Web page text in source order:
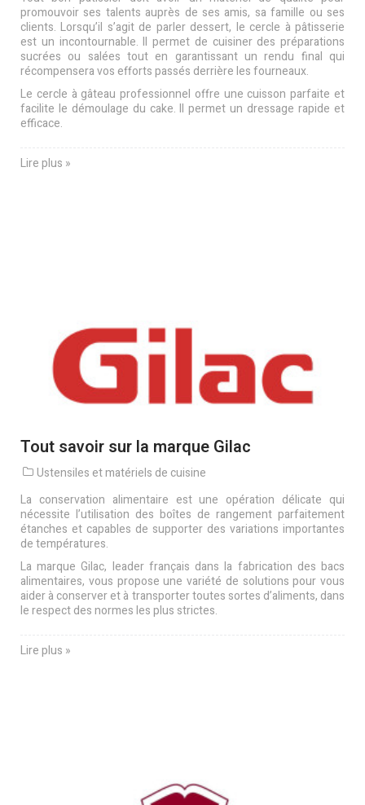
promouvoir ses talents auprès de ses amis, sa famille ou ses
clients. Lorsqu’il s’agit de parler dessert, le cercle à pâtisserie
est un incontournable. Il permet de cuisiner des préparations
sucrées ou salées tout en garantissant un rendu final qui
récompensera vos efforts passés derrière les fourneaux.
Le cercle à gâteau professionnel offre une cuisson parfaite et
facilite le démoulage du cake. Il permet un dressage rapide et
efficace.
Lire plus »
Tout savoir sur la marque Gilac
Ustensiles et matériels de cuisine
La conservation alimentaire est une opération délicate qui
nécessite l’utilisation des boîtes de rangement parfaitement
étanches et capables de supporter des variations importantes
de températures.
La marque Gilac, leader français dans la fabrication des bacs
alimentaires, vous propose une variété de solutions pour vous
aider à conserver et à transporter toutes sortes d’aliments, dans
le respect des normes les plus strictes.
Lire plus »